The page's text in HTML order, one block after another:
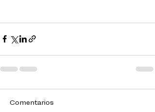
Comentarios